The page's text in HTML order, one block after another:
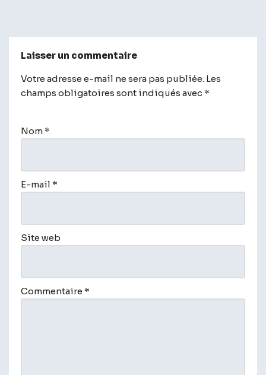
Laisser un commentaire
Votre adresse e-mail ne sera pas publiée. Les
champs obligatoires sont indiqués avec*
Nom*
E-mail *
Site web
Commentaire *
A
lt
n
i
v